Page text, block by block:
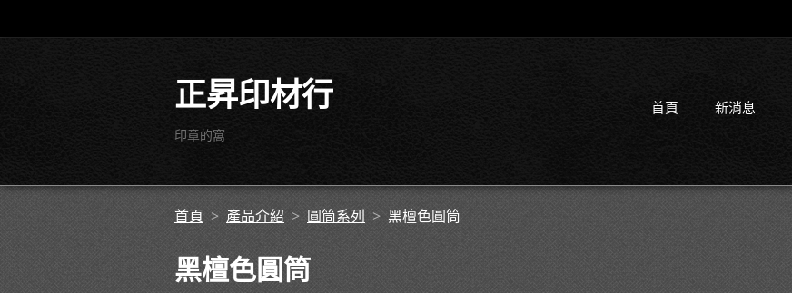
正昇印材行
印章的窩
首頁 新消息
首頁 > 產品介紹 >圓筒系列 > 黑檀色圓筒
黑檀色圓筒